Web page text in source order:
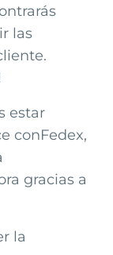
las
estar
conFedex,
gracias a
la